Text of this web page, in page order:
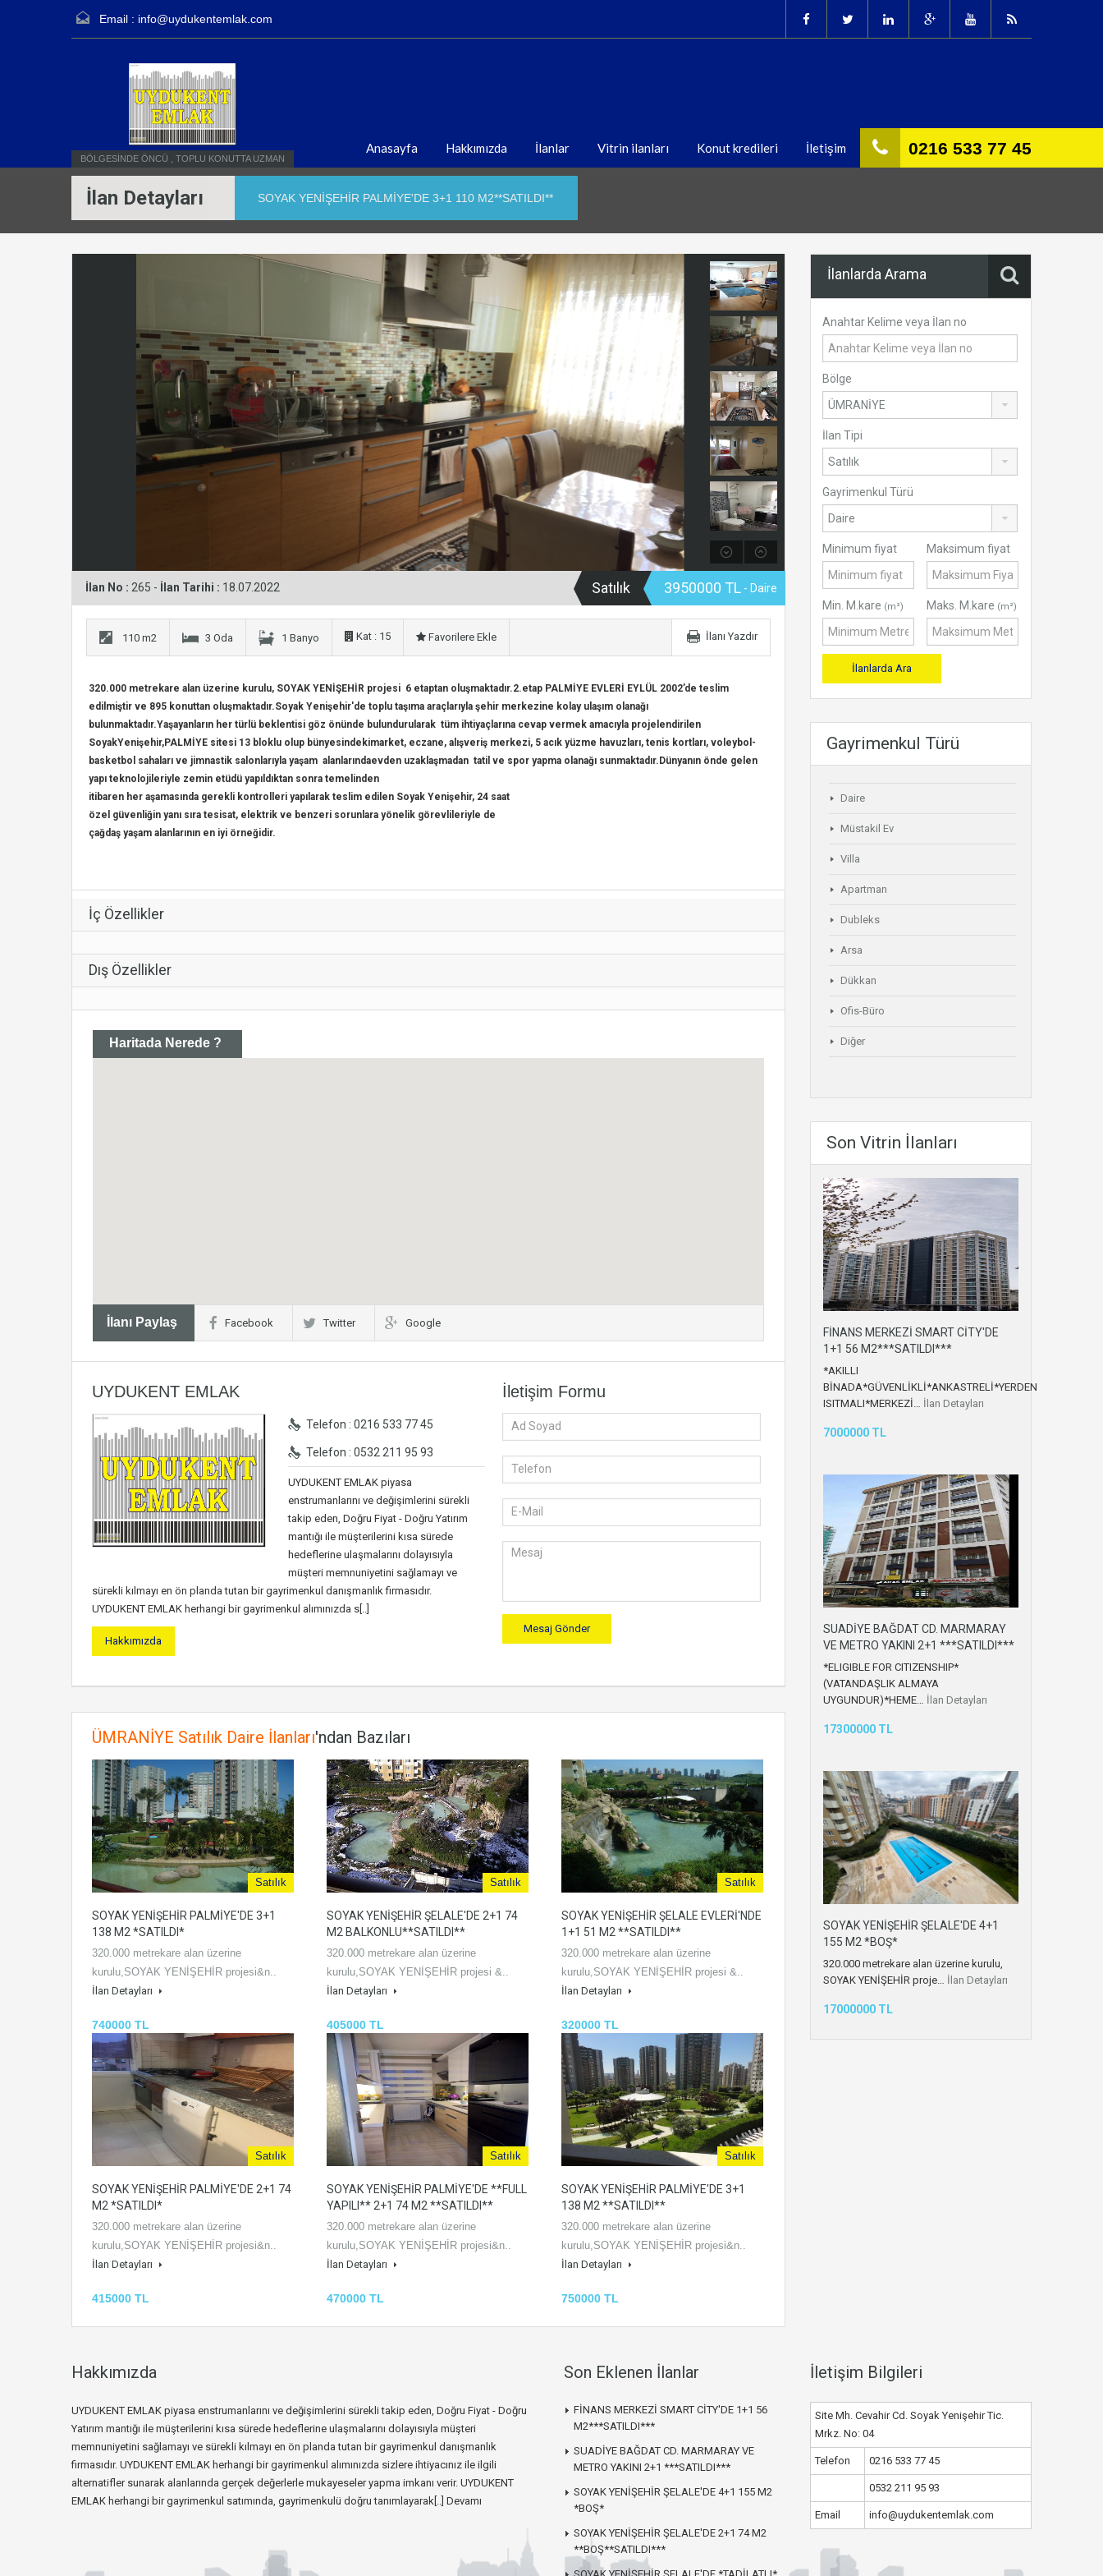
Email : info@uydukentemlak.com
BÖLGESİNDE ÖNCÜ , TOPLU KONUTTA UZMAN
0216 533 77 45
Anasayfa Hakkımızda İlanlar Vitrin ilanları Konut kredileri İletişim
İlan Detayları SOYAK YENİŞEHİR PALMİYE'DE 3+1 110 M2**SATILDI**
İlan No : 265 - İlan Tarihi : 18.07.2022 Satılık 3950000 TL - Daire
110 m2 3 Oda 1 Banyo Kat : 15 Favorilere Ekle İlanı Yazdır
320.000 metrekare alan üzerine kurulu, SOYAK YENİŞEHİR projesi 6 etaptan oluşmaktadır.2.etap PALMİYE EVLERİ EYLÜL 2002’de teslim
edilmiştir ve 895 konuttan oluşmaktadır.Soyak Yenişehir'de toplu taşıma araçlarıyla şehir merkezine kolay ulaşım olanağı
bulunmaktadır.Yaşayanların her türlü beklentisi göz önünde bulundurularak tüm ihtiyaçlarına cevap vermek amacıyla projelendirilen
SoyakYenişehir,PALMİYE sitesi 13 bloklu olup bünyesindekimarket, eczane, alışveriş merkezi, 5 acık yüzme havuzları, tenis kortları, voleybol-
basketbol sahaları ve jimnastik salonlarıyla yaşam alanlarındaevden uzaklaşmadan tatil ve spor yapma olanağı sunmaktadır.Dünyanın önde gelen
yapı teknolojileriyle zemin etüdü yapıldıktan sonra temelinden
itibaren her aşamasında gerekli kontrolleri yapılarak teslim edilen Soyak Yenişehir, 24 saat
özel güvenliğin yanı sıra tesisat, elektrik ve benzeri sorunlara yönelik görevlileriyle de
çağdaş yaşam alanlarının en iyi örneğidir.
İç Özellikler
Dış Özellikler
Haritada Nerede ?
İlanı Paylaş Facebook Twitter Google
UYDUKENT EMLAK
Telefon : 0216 533 77 45
Telefon : 0532 211 95 93
UYDUKENT EMLAK piyasa
enstrumanlarını ve değişimlerini sürekli
takip eden, Doğru Fiyat - Doğru Yatırım
mantığı ile müşterilerini kısa sürede
hedeflerine ulaşmalarını dolayısıyla
müşteri memnuniyetini sağlamayı ve
sürekli kılmayı en ön planda tutan bir gayrimenkul danışmanlık firmasıdır.
UYDUKENT EMLAK herhangi bir gayrimenkul alımınızda s[..]
Hakkımızda
İletişim Formu
ÜMRANİYE Satılık Daire İlanları'ndan Bazıları
Satılık
SOYAK YENİŞEHİR PALMİYE'DE 3+1
138 M2 *SATILDI*
320.000 metrekare alan üzerine
kurulu,SOYAK YENİŞEHİR projesi&n..
İlan Detayları
740000 TL
Satılık
SOYAK YENİŞEHİR ŞELALE'DE 2+1 74
M2 BALKONLU**SATILDI**
320.000 metrekare alan üzerine
kurulu,SOYAK YENİŞEHİR projesi &..
İlan Detayları
405000 TL
Satılık
SOYAK YENİŞEHİR ŞELALE EVLERİ'NDE
1+1 51 M2 **SATILDI**
320.000 metrekare alan üzerine
kurulu,SOYAK YENİŞEHİR projesi &..
İlan Detayları
320000 TL
Satılık
SOYAK YENİŞEHİR PALMİYE'DE 2+1 74
M2 *SATILDI*
320.000 metrekare alan üzerine
kurulu,SOYAK YENİŞEHİR projesi&n..
İlan Detayları
415000 TL
Satılık
SOYAK YENİŞEHİR PALMİYE'DE **FULL
YAPILI** 2+1 74 M2 **SATILDI**
320.000 metrekare alan üzerine
kurulu,SOYAK YENİŞEHİR projesi&n..
İlan Detayları
470000 TL
Satılık
SOYAK YENİŞEHİR PALMİYE'DE 3+1
138 M2 **SATILDI**
320.000 metrekare alan üzerine
kurulu,SOYAK YENİŞEHİR projesi&n..
İlan Detayları
750000 TL
İlanlarda Arama
Anahtar Kelime veya İlan no
Bölge
İlan Tipi
Gayrimenkul Türü
Minimum fiyat Maksimum fiyat
Min. M.kare (m²) Maks. M.kare (m²)
Gayrimenkul Türü
Daire
Müstakil Ev
Villa
Apartman
Dubleks
Arsa
Dükkan
Ofis-Büro
Diğer
Son Vitrin İlanları
FİNANS MERKEZİ SMART CİTY'DE
1+1 56 M2***SATILDI***
*AKILLI
BİNADA*GÜVENLİKLİ*ANKASTRELİ*YERDEN
ISITMALI*MERKEZİ… İlan Detayları
7000000 TL
SUADİYE BAĞDAT CD. MARMARAY
VE METRO YAKINI 2+1 ***SATILDI***
*ELIGIBLE FOR CITIZENSHIP*
(VATANDAŞLIK ALMAYA
UYGUNDUR)*HEME… İlan Detayları
17300000 TL
SOYAK YENİŞEHİR ŞELALE'DE 4+1
155 M2 *BOŞ*
320.000 metrekare alan üzerine kurulu,
SOYAK YENİŞEHİR proje… İlan Detayları
17000000 TL
Hakkımızda
UYDUKENT EMLAK piyasa enstrumanlarını ve değişimlerini sürekli takip eden, Doğru Fiyat - Doğru
Yatırım mantığı ile müşterilerini kısa sürede hedeflerine ulaşmalarını dolayısıyla müşteri
memnuniyetini sağlamayı ve sürekli kılmayı en ön planda tutan bir gayrimenkul danışmanlık
firmasıdır. UYDUKENT EMLAK herhangi bir gayrimenkul alımınızda sizlere ihtiyacınız ile ilgili
alternatifler sunarak alanlarında gerçek değerlerle mukayeseler yapma imkanı verir. UYDUKENT
EMLAK herhangi bir gayrimenkul satımında, gayrimenkulü doğru tanımlayarak[..] Devamı
Son Eklenen İlanlar
FİNANS MERKEZİ SMART CİTY'DE 1+1 56
M2***SATILDI***
SUADİYE BAĞDAT CD. MARMARAY VE
METRO YAKINI 2+1 ***SATILDI***
SOYAK YENİŞEHİR ŞELALE'DE 4+1 155 M2
*BOŞ*
SOYAK YENİŞEHİR ŞELALE'DE 2+1 74 M2
**BOŞ**SATILDI***
İletişim Bilgileri
Site Mh. Cevahir Cd. Soyak Yenişehir Tic.
Mrkz. No: 04
Telefon 0216 533 77 45
0532 211 95 93
Email info@uydukentemlak.com